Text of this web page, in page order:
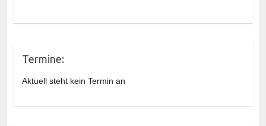
Termine:
Aktuell steht kein Termin an